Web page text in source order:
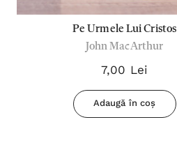
Pe Urmele Lui Cristos
John MacArthur
7,00 Lei
Adaugă în coș